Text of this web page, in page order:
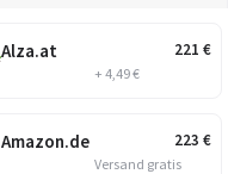
221 €
Alza.at
+ 4,49 €
223 €
Amazon.de
Versand gratis